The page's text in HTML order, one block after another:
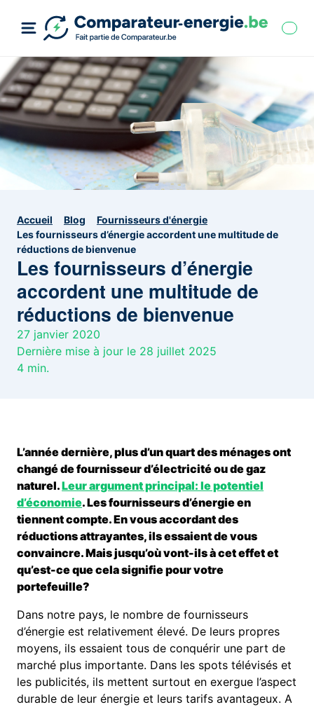
Accueil Blog
Fournisseurs d'énergie
Les fournisseurs d’énergie accordent une multitude de
réductions de bienvenue
Les fournisseurs d’énergie
accordent une multitude de
réductions de bienvenue
27 janvier 2020
Dernière mise à jour le 28 juillet 2025
4 min.
L’année dernière, plus d’un quart des ménages ont
changé de fournisseur d’électricité ou de gaz
naturel.Leur argument principal: le potentiel
d’économie. Les fournisseurs d’énergie en
tiennent compte. En vous accordant des
réductions attrayantes, ils essaient de vous
convaincre. Mais jusqu’où vont-ils à cet effet et
qu’est-ce que cela signifie pour votre
portefeuille?
Dans notre pays, le nombre de fournisseurs
d’énergie est relativement élevé. De leurs propres
moyens, ils essaient tous de conquérir une part de
marché plus importante. Dans les spots télévisés et
les publicités, ils mettent surtout en exergue l’aspect
durable de leur énergie et leurs tarifs avantageux. A